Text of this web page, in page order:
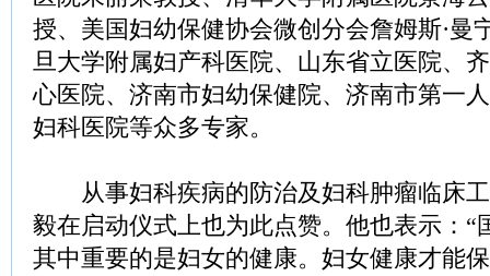
授、美国妇幼保健协会微创分会詹姆斯·曼
旦大学附属妇产科医院、山东省立医院、
心医院、济南市妇幼保健院、济南市第一
妇科医院等众多专家。
从事妇科疾病的防治及妇科肿瘤临床工
毅在启动仪式上也为此点赞。他也表示：“
其中重要的是妇女的健康。妇女健康才能